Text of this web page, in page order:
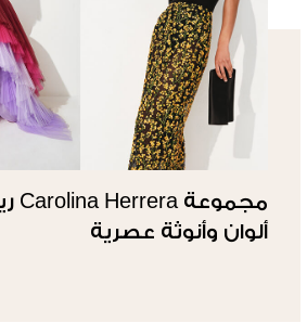
ألوان وأنوثة عصرية